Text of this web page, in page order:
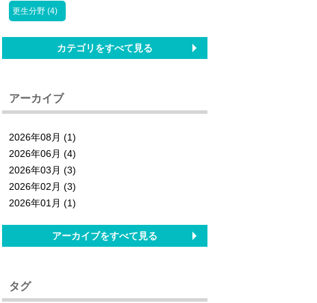
更生分野 (4)
カテゴリをすべて見る
アーカイブ
2026年08月 (1)
2026年06月 (4)
2026年03月 (3)
2026年02月 (3)
2026年01月 (1)
アーカイブをすべて見る
タグ